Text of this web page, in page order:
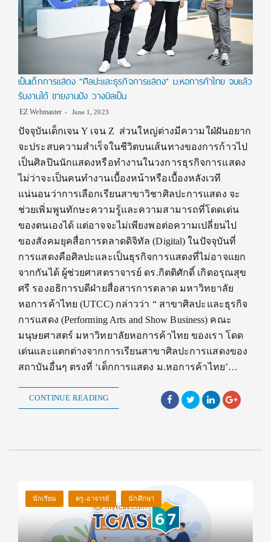
เป็นเด็กการแสดง “ศิลปะและธุรกิจการแสดง” ม.หอการค้าไทย จบแล้ว
รับงานได้ ขายงานปัง วางบิลเป็น
EZ Webmaster June 1, 2023
ปัจจุบันเด็กเจน Y เจน Z ส่วนใหญ่ต่างมีความใฝ่ฝันอยาก
จะประสบความสำเร็จในชีวิตบนเส้นทางของการก้าวไป
เป็นศิลปินนักแสดงหรือทำงานในวงการธุรกิจการแสดง
ไม่ว่าจะเป็นคนทำงานเบื้องหน้าหรือเบื้องหลังเวที
แน่นอนว่าการเลือกเรียนสาขาวิชาศิลปะการแสดง จะ
ช่วยเพิ่มพูนทักษะความรู้และความสามารถที่โดดเด่น
ของตนเองได้ แต่อาจจะไม่เพียงพอต่อความเปลี่ยนไป
ของสังคมยุคสื่อการตลาดดิจิทัล (Digital) ในปัจจุบันที่
การแสดงคือศิลปะและเป็นธุรกิจการแสดงที่ไม่อาจแยก
จากกันได้ ผู้ช่วยศาสตราจารย์ ดร.กิตติศักดิ์ เกิดอรุณสุข
ศรี รองอธิการบดีฝ่ายสื่อสารการตลาด มหาวิทยาลัย
หอการค้าไทย (UTCC) กล่าวว่า “ สาขาศิลปะและธุรกิจ
การแสดง (Performing Arts and Show Business) คณะ
มนุษยศาสตร์ มหาวิทยาลัยหอการค้าไทย ของเรา โดด
เด่นและแตกต่างจากการเรียนสาขาศิลปะการแสดงของ
สถาบันอื่นๆ ตรงที่ ‘เด็กการแสดง ม.หอการค้าไทย’…
CONTINUE READING
นักเรียน ครู-อาจารย์ นักศึกษา